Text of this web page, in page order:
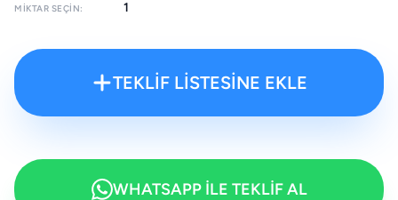
MIKTAR SEÇIN:
TEKLİF LİSTESİNE EKLE
WHATSAPP İLE TEKLİF AL